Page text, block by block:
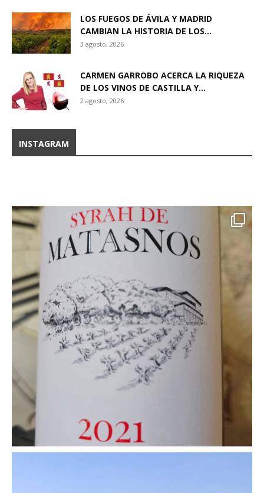
LOS FUEGOS DE ÁVILA Y MADRID
CAMBIAN LA HISTORIA DE LOS...
3 agosto, 2026
CARMEN GARROBO ACERCA LA RIQUEZA
DE LOS VINOS DE CASTILLA Y...
2 agosto, 2026
INSTAGRAM